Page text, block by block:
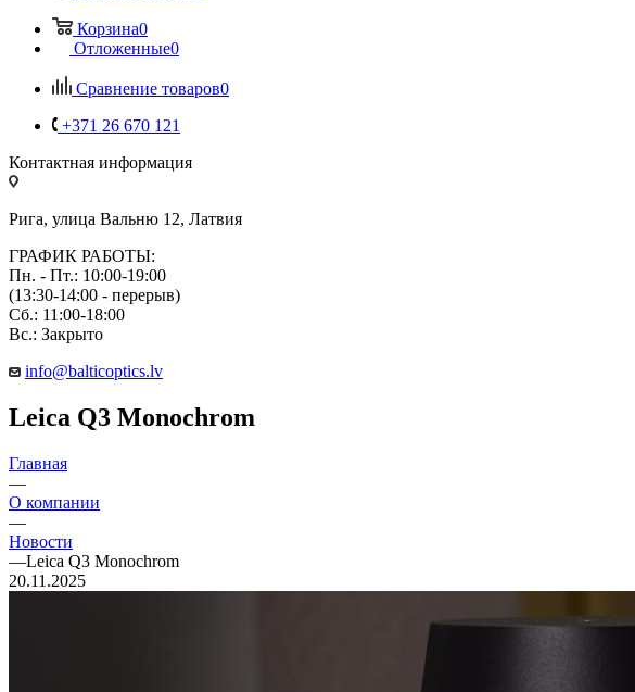
Корзина0
Отложенные0
Сравнение товаров0
+371 26 670 121
Контактная информация
Рига, улица Вальню 12, Латвия
ГРАФИК РАБОТЫ:
Пн. - Пт.: 10:00-19:00
(13:30-14:00 - перерыв)
Сб.: 11:00-18:00
Вс.: Закрыто
info@balticoptics.lv
Leica Q3 Monochrom
Главная
—
О компании
—
Новости
—Leica Q3 Monochrom
20.11.2025